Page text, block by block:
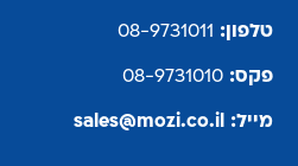
טלפון: 08-9731011
פקס: 08-9731010
מייל: sales@mozi.co.il